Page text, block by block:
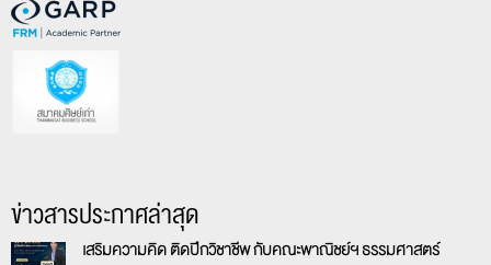
ข่าวสารประกาศล่าสุด
เสริมความคิด ติดปีกวิชาชีพ กับคณะพาณิชย์ฯ ธรรมศาสตร์